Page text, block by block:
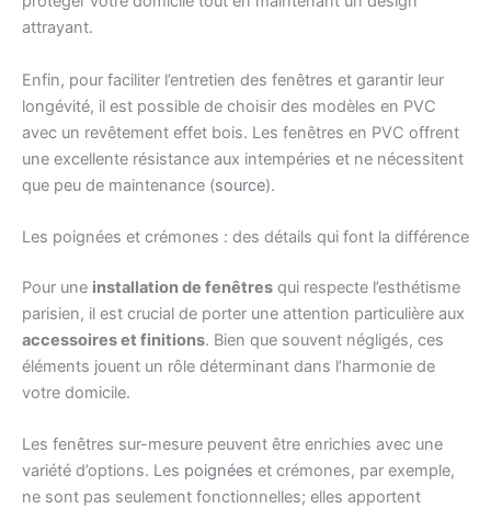
attrayant.
Enfin, pour faciliter l’entretien des fenêtres et garantir leur
longévité, il est possible de choisir des modèles en PVC
avec un revêtement effet bois. Les fenêtres en PVC offrent
une excellente résistance aux intempéries et ne nécessitent
que peu de maintenance (source).
Les poignées et crémones : des détails qui font la différence
Pour une installation de fenêtres qui respecte l’esthétisme
parisien, il est crucial de porter une attention particulière aux
accessoires et finitions. Bien que souvent négligés, ces
éléments jouent un rôle déterminant dans l’harmonie de
votre domicile.
Les fenêtres sur-mesure peuvent être enrichies avec une
variété d’options. Les poignées et crémones, par exemple,
ne sont pas seulement fonctionnelles; elles apportent